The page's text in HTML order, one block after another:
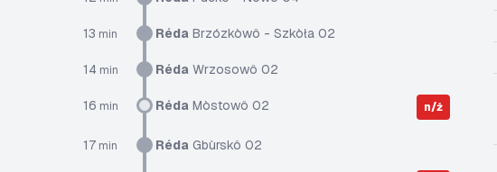
13 min Réda Brzózkòwô - Szkòła 02
14 min Réda Wrzosowô 02
16 min Réda Mòstowô 02 n/ż
17 min Réda Gbùrskô 02